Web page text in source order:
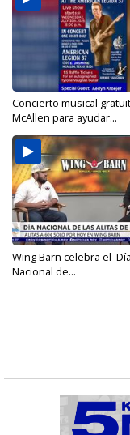
Concierto musical
McAllen para ayudar...
Wing Barn celebra el 'Día
Nacional de...